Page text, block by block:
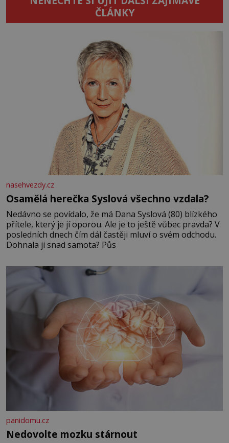
ČLÁNKY
nasehvezdy.cz
Osamělá herečka Syslová všechno vzdala?
Nedávno se povídalo, že má Dana Syslová (80) blízkého
přítele, který je jí oporou. Ale je to ještě vůbec pravda? V
posledních dnech čím dál častěji mluví o svém odchodu.
Dohnala ji snad samota? Půs
panidomu.cz
Nedovolte mozku stárnout